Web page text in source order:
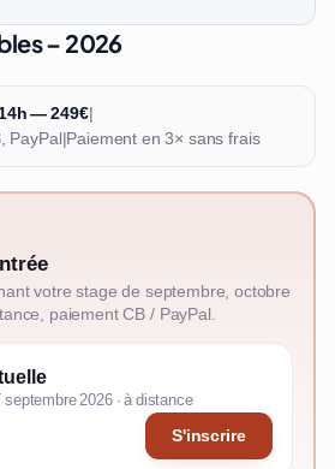
– 2026
— 249€|
PayPal|Paiement en 3× sans frais
votre stage de septembre, octobre
paiement CB / PayPal.
2026 · à distance
S'inscrire